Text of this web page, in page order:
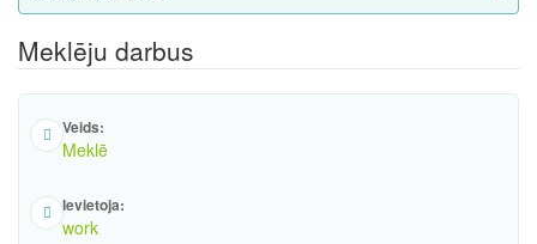
Meklēju darbus
Veids:
Meklē
Ievietoja:
work